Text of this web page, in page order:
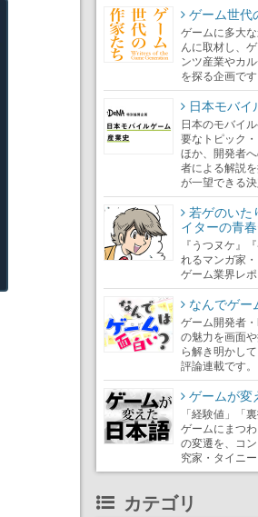
ゲーム世代
ゲームに多大
んに取材し、
ンツ産業やカ
を探る企画です
日本モバイ
日本のモバイ
要なトピック
ほか、開発者
者による解説
が一望できる決
若ゲのいた
イターの青
『うつヌケ』
れるマンガ家
ゲーム業界レポ
なんでゲー
ゲーム開発者
の魅力を画面
ら解き明かし
評論連載です。
ゲームが変
「経験値」「
ゲームにまつ
の変遷を、コ
究家・タイニー
カテゴリ